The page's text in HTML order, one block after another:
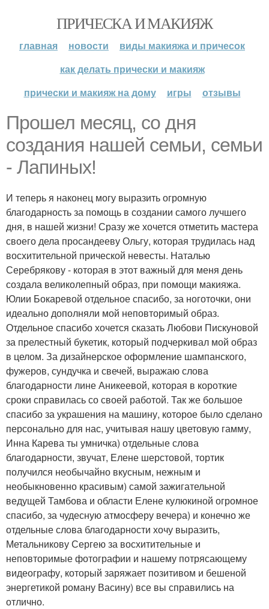
ПРИЧЕСКА И МАКИЯЖ
главная новости
виды макияжа и причесок
как делать прически и макияж
прически и макияж на дому
игры отзывы
Прошел месяц, со дня
создания нашей семьи, семьи
- Лапиных!
И теперь я наконец могу выразить огромную
благодарность за помощь в создании самого лучшего
дня, в нашей жизни! Сразу же хочется отметить мастера
своего дела просандееву Ольгу, которая трудилась над
восхитительной прической невесты. Наталью
Серебрякову - которая в этот важный для меня день
создала великолепный образ, при помощи макияжа.
Юлии Бокаревой отдельное спасибо, за ноготочки, они
идеально дополняли мой неповторимый образ.
Отдельное спасибо хочется сказать Любови Пискуновой
за прелестный букетик, который подчеркивал мой образ
в целом. За дизайнерское оформление шампанского,
фужеров, сундучка и свечей, выражаю слова
благодарности лине Аникеевой, которая в короткие
сроки справилась со своей работой. Так же большое
спасибо за украшения на машину, которое было сделано
персонально для нас, учитывая нашу цветовую гамму,
Инна Карева ты умничка) отдельные слова
благодарности, звучат, Елене шерстовой, тортик
получился необычайно вкусным, нежным и
необыкновенно красивым) самой зажигательной
ведущей Тамбова и области Елене кулюкиной огромное
спасибо, за чудесную атмосферу вечера) и конечно же
отдельные слова благодарности хочу выразить,
Метальникову Сергею за восхитительные и
неповторимые фотографии и нашему потрясающему
видеографу, который заряжает позитивом и бешеной
энергетикой роману Васину) все вы справились на
отлично.